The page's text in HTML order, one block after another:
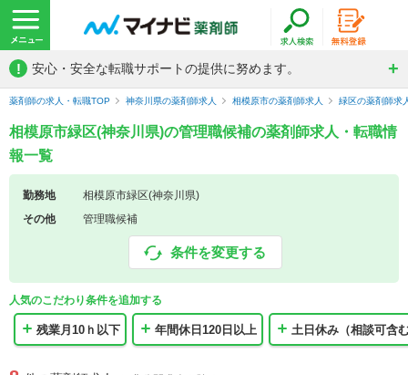
! 安心・安全な転職サポートの提供に努めます。
薬剤師の求人・転職TOP 神奈川県の薬剤師求人 相模原市の薬剤師求人 緑区の薬剤師求
相模原市緑区(神奈川県)の管理職候補の薬剤師求人・転職情
報一覧
勤務地
相模原市緑区(神奈川県)
その他
管理職候補
条件を変更する
人気のこだわり条件を追加する
残業月10ｈ以下 年間休日120日以上 土日休み（相談可含